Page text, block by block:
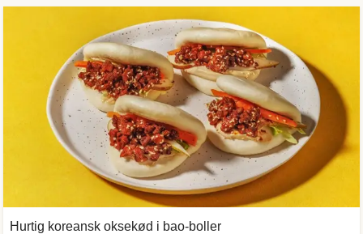
Hurtig koreansk oksekød i bao-boller